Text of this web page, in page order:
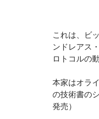
これは、ビ
ンドレアス
ロトコルの
本家はオラ
の技術書の
発売）